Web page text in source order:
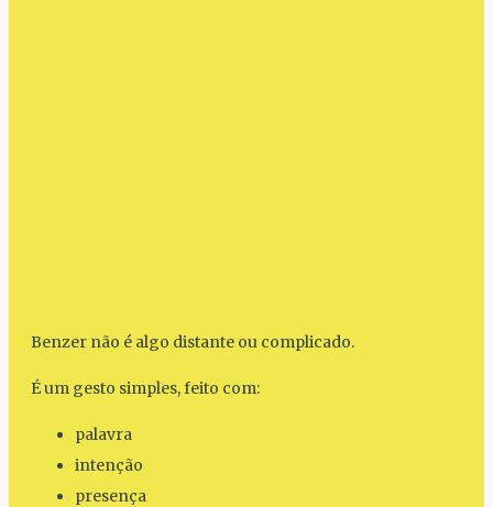
Benzer não é algo distante ou complicado.
É um gesto simples, feito com:
palavra
intenção
presença